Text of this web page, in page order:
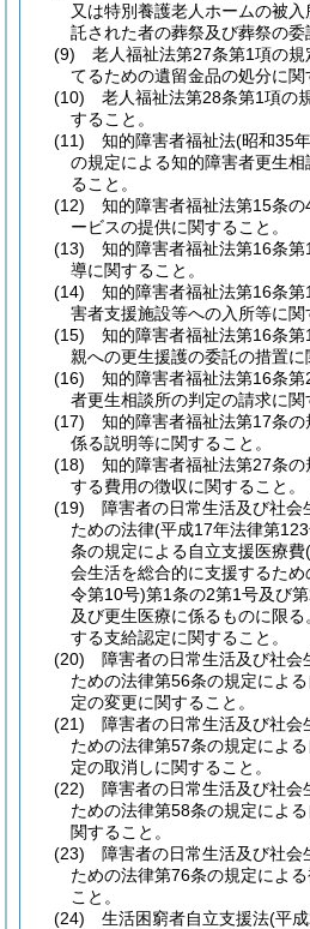
又は特別養護老人ホームの被
託された者の葬祭及び葬祭の委
(9)
老人福祉法第27条第1項の
てるための遺留金品の処分に関
(10)
老人福祉法第28条第1項の
すること。
(11)
知的障害者福祉法(昭和35
の規定による知的障害者更生
ること。
(12)
知的障害者福祉法第15条
ービスの提供に関すること。
(13)
知的障害者福祉法第16条
導に関すること。
(14)
知的障害者福祉法第16条
害者支援施設等への入所等に関
(15)
知的障害者福祉法第16条
親への更生援護の委託の措置に
(16)
知的障害者福祉法第16条
者更生相談所の判定の請求に関
(17)
知的障害者福祉法第17条
係る説明等に関すること。
(18)
知的障害者福祉法第27条
する費用の徴収に関すること。
(19)
障害者の日常生活及び社会
ための法律(平成17年法律第
条の規定による自立支援医療費
会生活を総合的に支援するた
令第10号)第1条の2第1号及び
及び更生医療に係るものに限
する支給認定に関すること。
(20)
障害者の日常生活及び社会
ための法律第56条の規定によ
定の変更に関すること。
(21)
障害者の日常生活及び社会
ための法律第57条の規定によ
定の取消しに関すること。
(22)
障害者の日常生活及び社会
ための法律第58条の規定によ
関すること。
(23)
障害者の日常生活及び社会
ための法律第76条の規定によ
こと。
(24)
生活困窮者自立支援法(平